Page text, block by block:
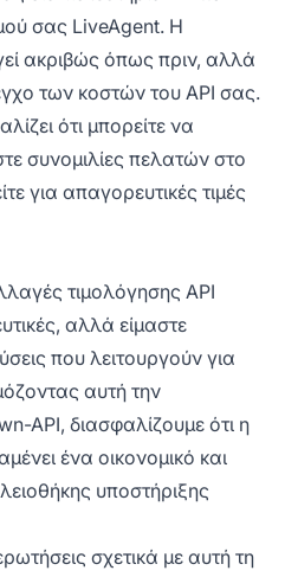
σας LiveAgent. Η
ακριβώς όπως πριν, αλλά
των κοστών του API σας.
ότι μπορείτε να
συνομιλίες πελατών στο
για απαγορευτικές τιμές
τιμολόγησης API
αλλά είμαστε
που λειτουργούν για
αυτή την
API, διασφαλίζουμε ότι η
ένα οικονομικό και
υποστήριξης
σχετικά με αυτή τη